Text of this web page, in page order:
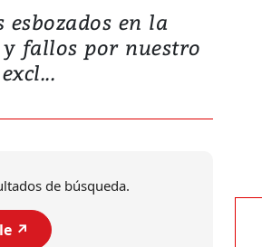
en la
fallos por nuestro
de búsqueda.
↗️